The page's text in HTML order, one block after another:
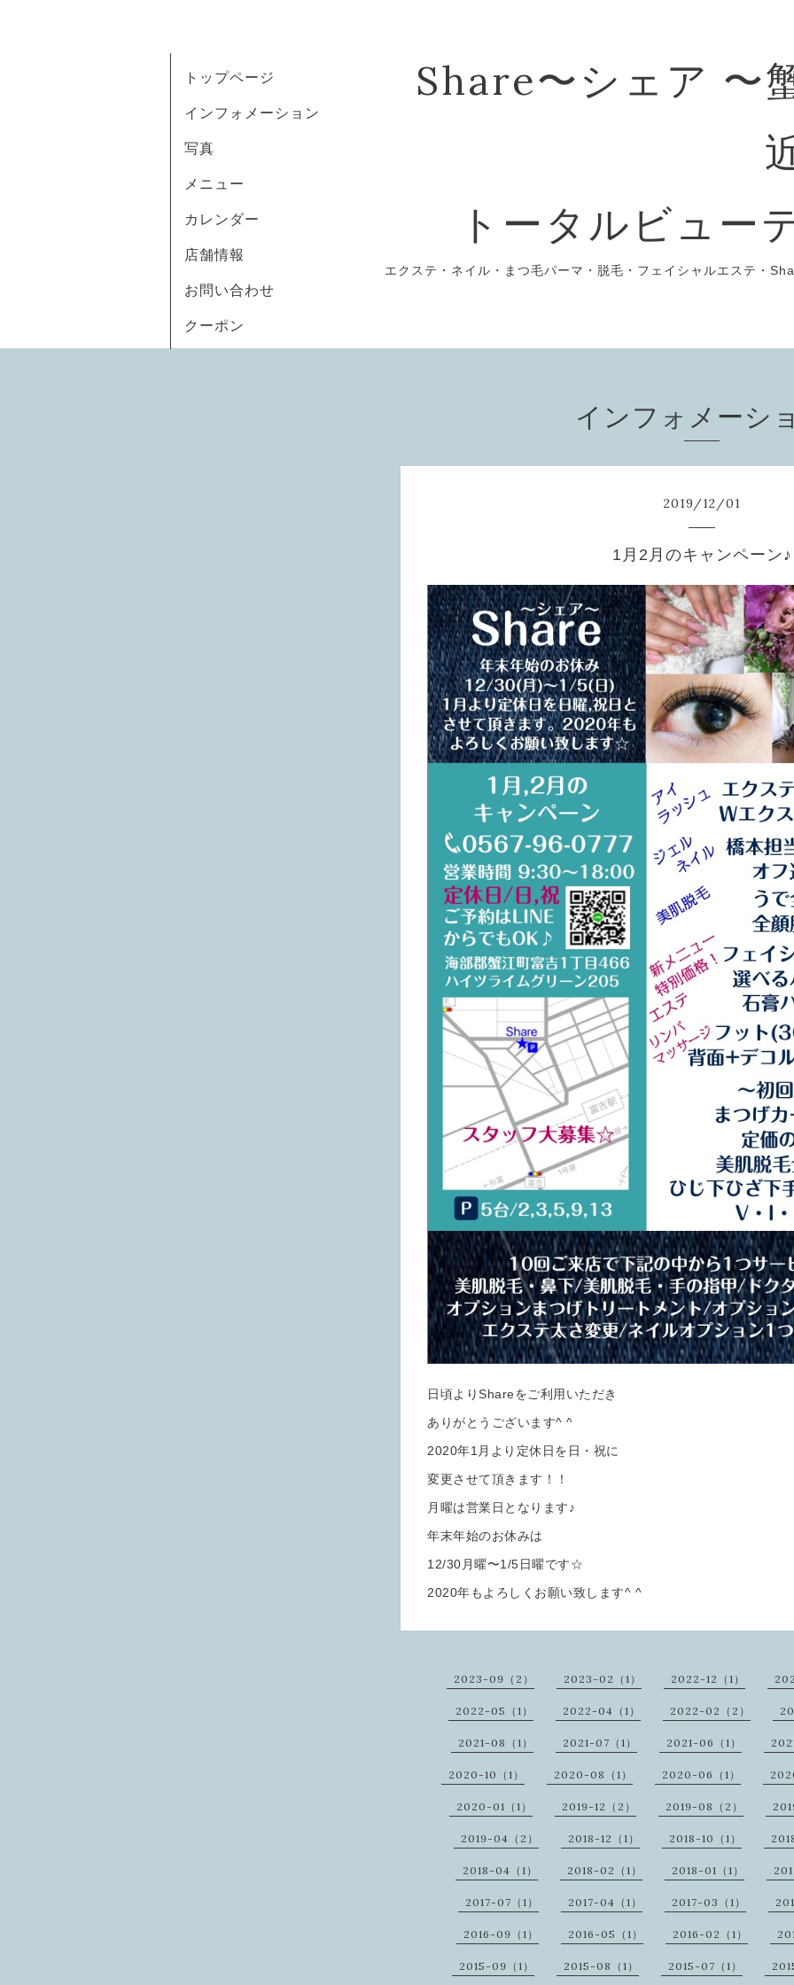
Share〜シェア 〜
トータルビュー
エクステ・ネイル・まつ毛パーマ・脱毛・フェイシャルエステ・
トップページ
インフォメーション
写真
メニュー
カレンダー
店舗情報
お問い合わせ
クーポン
インフォメーシ
2019/12/01
1月2月のキャンペーン♪
日頃よりShareをご利用いただき
ありがとうございます^ ^
2020年1月より定休日を日・祝に
変更させて頂きます！！
月曜は営業日となります♪
年末年始のお休みは
12/30月曜〜1/5日曜です☆
2020年もよろしくお願い致します^ ^
2023-09（2） 2023-02（1） 2022-12（1）
2022-05（1） 2022-04（1） 2022-02（2）
2021-08（1） 2021-07（1） 2021-06（1）
2020-10（1） 2020-08（1） 2020-06（1）
2020-01（1） 2019-12（2） 2019-08（2）
2019-04（2） 2018-12（1） 2018-10（1）
2018-04（1） 2018-02（1） 2018-01（1）
2017-07（1） 2017-04（1） 2017-03（1）
2016-09（1） 2016-05（1） 2016-02（1）
2015-09（1） 2015-08（1） 2015-07（1）